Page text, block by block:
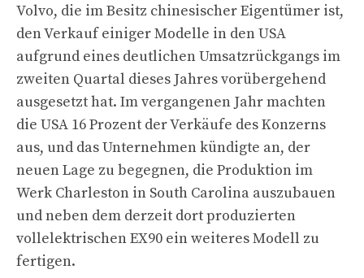
Volvo, die im Besitz chinesischer Eigentümer ist,
den Verkauf einiger Modelle in den USA
aufgrund eines deutlichen Umsatzrückgangs im
zweiten Quartal dieses Jahres vorübergehend
ausgesetzt hat. Im vergangenen Jahr machten
die USA 16 Prozent der Verkäufe des Konzerns
aus, und das Unternehmen kündigte an, der
neuen Lage zu begegnen, die Produktion im
Werk Charleston in South Carolina auszubauen
und neben dem derzeit dort produzierten
vollelektrischen EX90 ein weiteres Modell zu
fertigen.